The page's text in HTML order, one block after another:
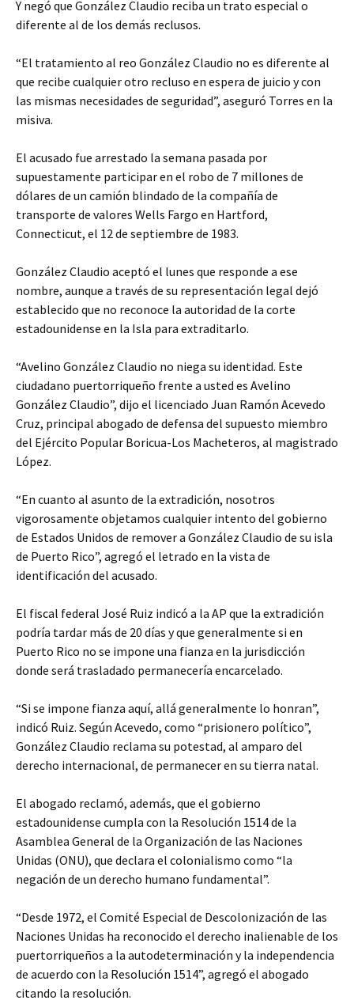
Y negó que González Claudio reciba un trato especial o
diferente al de los demás reclusos.
“El tratamiento al reo González Claudio no es diferente al
que recibe cualquier otro recluso en espera de juicio y con
las mismas necesidades de seguridad”, aseguró Torres en la
misiva.
El acusado fue arrestado la semana pasada por
supuestamente participar en el robo de 7 millones de
dólares de un camión blindado de la compañía de
transporte de valores Wells Fargo en Hartford,
Connecticut, el 12 de septiembre de 1983.
González Claudio aceptó el lunes que responde a ese
nombre, aunque a través de su representación legal dejó
establecido que no reconoce la autoridad de la corte
estadounidense en la Isla para extraditarlo.
“Avelino González Claudio no niega su identidad. Este
ciudadano puertorriqueño frente a usted es Avelino
González Claudio”, dijo el licenciado Juan Ramón Acevedo
Cruz, principal abogado de defensa del supuesto miembro
del Ejército Popular Boricua-Los Macheteros, al magistrado
López.
“En cuanto al asunto de la extradición, nosotros
vigorosamente objetamos cualquier intento del gobierno
de Estados Unidos de remover a González Claudio de su isla
de Puerto Rico”, agregó el letrado en la vista de
identificación del acusado.
El fiscal federal José Ruiz indicó a la AP que la extradición
podría tardar más de 20 días y que generalmente si en
Puerto Rico no se impone una fianza en la jurisdicción
donde será trasladado permanecería encarcelado.
“Si se impone fianza aquí, allá generalmente lo honran”,
indicó Ruiz. Según Acevedo, como “prisionero político”,
González Claudio reclama su potestad, al amparo del
derecho internacional, de permanecer en su tierra natal.
El abogado reclamó, además, que el gobierno
estadounidense cumpla con la Resolución 1514 de la
Asamblea General de la Organización de las Naciones
Unidas (ONU), que declara el colonialismo como “la
negación de un derecho humano fundamental”.
“Desde 1972, el Comité Especial de Descolonización de las
Naciones Unidas ha reconocido el derecho inalienable de los
puertorriqueños a la autodeterminación y la independencia
de acuerdo con la Resolución 1514”, agregó el abogado
citando la resolución.